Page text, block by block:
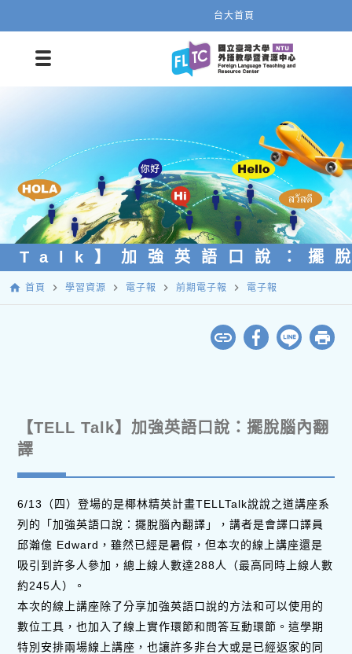
台大首頁
】加強英語口說：擺
home 首頁 navigate_next 學習資源 navigate_next 電子報 navigate_next 前期電子報 navigate_next 電子報
【TELL Talk】加強英語口說：擺脫腦內翻
譯
6/13（四）登場的是椰林精英計畫TELLTalk說說之道講座系
列的「加強英語口說：擺脫腦內翻譯」，講者是會譯口譯員
邱瀚億 Edward，雖然已經是暑假，但本次的線上講座還是
吸引到許多人參加，總上線人數達288人（最高同時上線人數
約245人）。
本次的線上講座除了分享加強英語口說的方法和可以使用的
數位工具，也加入了線上實作環節和問答互動環節。這學期
特別安排兩場線上講座，也讓許多非台大或是已經返家的同